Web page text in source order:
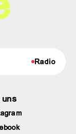
Radio